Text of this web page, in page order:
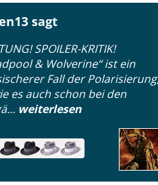
sagt
SPOILER-KRITIK!
& Wolverine“ ist ein
Fall der
es auch schon bei den
weiterlesen